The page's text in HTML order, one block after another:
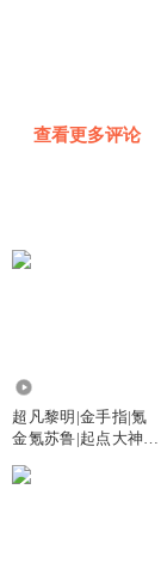
查看更多评论
超凡黎明|金手指|氪
金氪苏鲁|起点大神作
能VIP免费